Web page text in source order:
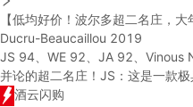
【低均好价！波尔多超二名庄，
Ducru-Beaucaillou 2019
JS 94、WE 92、JA 92、Vinous
并论的超二名庄！JS：这是一款极
酒云闪购